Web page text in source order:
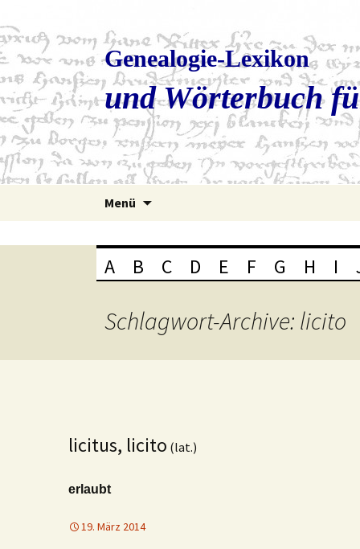
Genealogie-Lexikon
und Wörterbuch
Menü
A B C D E F G H I
Schlagwort-Archive: licito
licitus, licito (lat.)
erlaubt
19. März 2014